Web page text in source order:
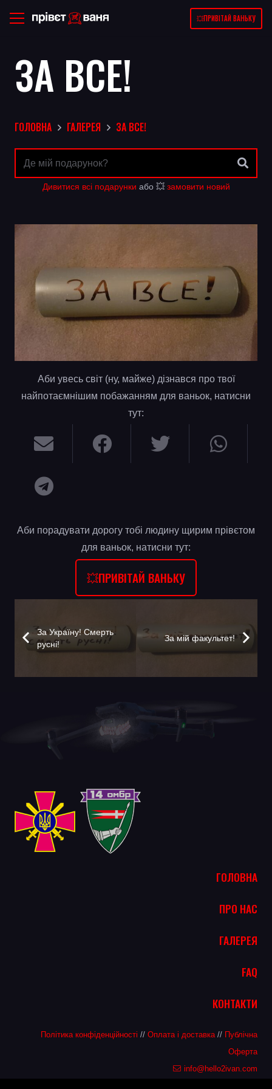
💥ПРИВІТАЙ ВАНЬКУ
ЗА ВСЕ!
ГОЛОВНА ГАЛЕРЕЯ ЗА ВСЕ!
Дивитися всі подарунки або 💥замовити новий
Аби увесь світ (ну, майже) дізнався про твої
найпотаємнішим побажанням для ваньок, натисни
тут:
Аби порадувати дорогу тобі людину щирим прівєтом
для ваньок, натисни тут:
💥ПРИВІТАЙ ВАНЬКУ
За Україну! Смерть
русні!
За мій факультет!
ГОЛОВНА
ПРО НАС
ГАЛЕРЕЯ
FAQ
КОНТАКТИ
Політика конфіденційності // Оплата і доставка// Публічна
Оферта
info@hello2ivan.com